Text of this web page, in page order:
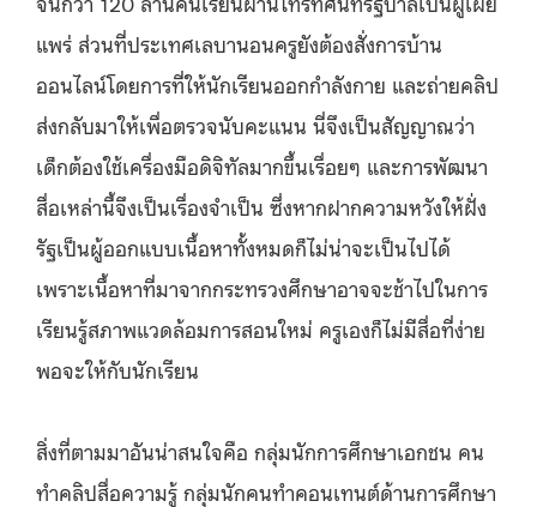
แพร่ ส่วนที่ประเทศเลบานอนครูยังต้องสั่งการบ้าน
ออนไลน์โดยการที่ให้นักเรียนออกกำลังกาย และถ่ายคลิป
ส่งกลับมาให้เพื่อตรวจนับคะแนน นี่จึงเป็นสัญญาณว่า
เด็กต้องใช้เครื่องมือดิจิทัลมากขึ้นเรื่อยๆ และการพัฒนา
สื่อเหล่านี้จึงเป็นเรื่องจำเป็น ซึ่งหากฝากความหวังให้ฝั่ง
รัฐเป็นผู้ออกแบบเนื้อหาทั้งหมดก็ไม่น่าจะเป็นไปได้
เพราะเนื้อหาที่มาจากกระทรวงศึกษาอาจจะช้าไปในการ
เรียนรู้สภาพแวดล้อมการสอนใหม่ ครูเองก็ไม่มีสื่อที่ง่าย
พอจะให้กับนักเรียน
สิ่งที่ตามมาอันน่าสนใจคือ กลุ่มนักการศึกษาเอกชน คน
ทำคลิปสื่อความรู้ กลุ่มนักคนทำคอนเทนต์ด้านการศึกษา